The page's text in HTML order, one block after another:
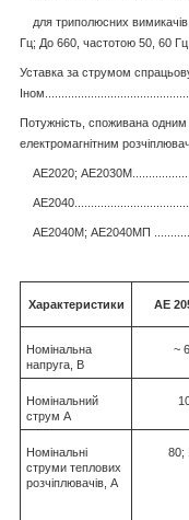
для триполюсних
Гц; До 660, частотою 50, 60 Гц
Уставка за струмом
Потужність, споживана
електромагнітним
АЕ2020;
АЕ2040М; АЕ2040МП
Характеристики АЕ
Номінальна
напруга, В
~
Номінальний
струм A
Номінальні
струми теплових
розчіплювачів, А
80;